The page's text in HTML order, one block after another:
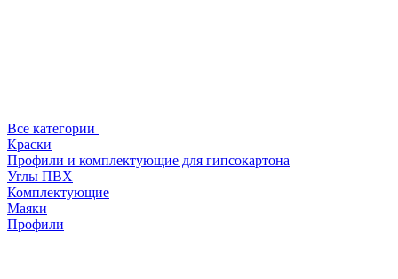
Все категории
Краски
Профили и комплектующие для гипсокартона
Углы ПВХ
Комплектующие
Маяки
Профили